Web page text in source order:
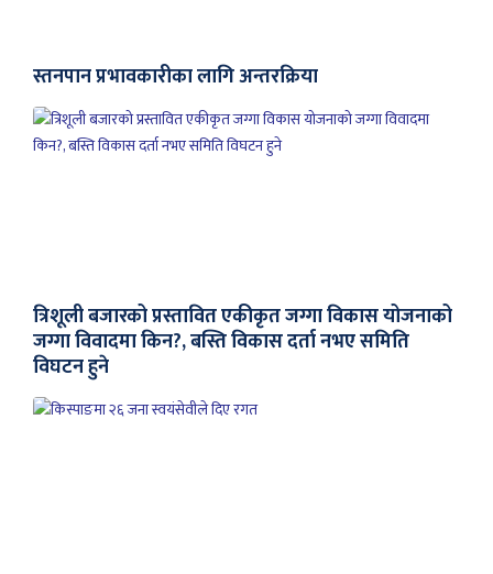
स्तनपान प्रभावकारीका लागि अन्तरक्रिया
त्रिशूली बजारको प्रस्तावित एकीकृत जग्गा विकास योजनाको
जग्गा विवादमा किन?, बस्ति विकास दर्ता नभए समिति
विघटन हुने